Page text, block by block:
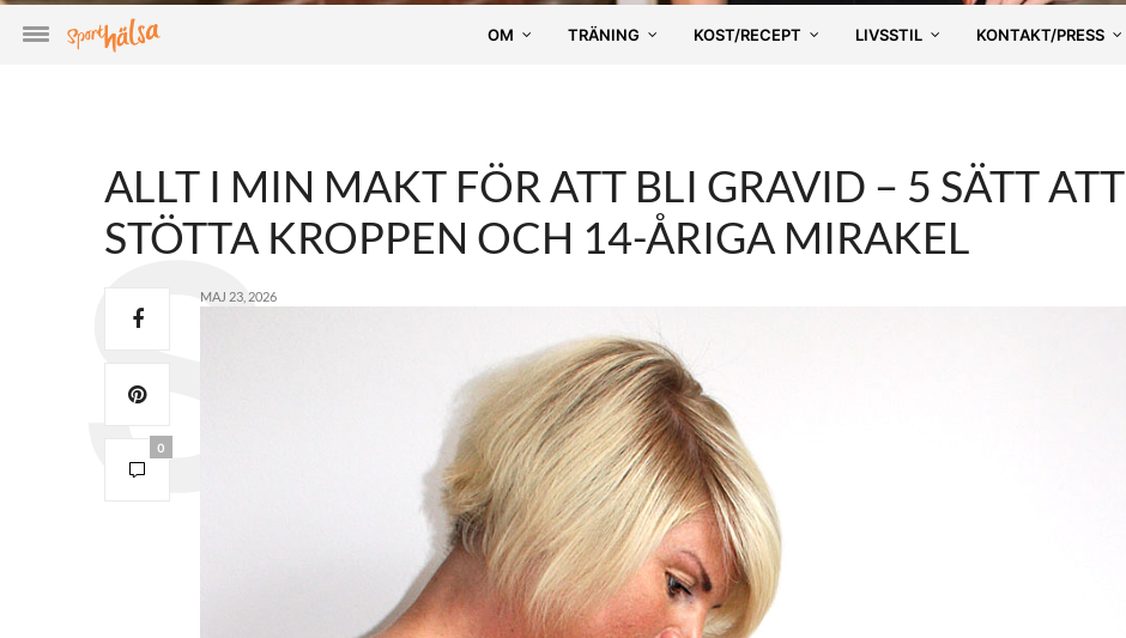
OM TRÄNING KOST/RECEPT LIVSSTIL KONTAKT/PRESS
ALLT I MIN MAKT FÖR ATT BLI GRAVID – 5 SÄTT ATT
STÖTTA KROPPEN OCH 14-ÅRIGA MIRAKEL
0
MAJ 23, 2026